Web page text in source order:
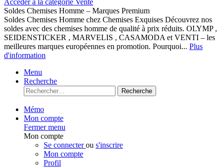
Accéder à la catégorie Vente
Soldes Chemises Homme – Marques Premium
Soldes Chemises Homme chez Chemises Exquises Découvrez nos
soldes avec des chemises homme de qualité à prix réduits. OLYMP ,
SEIDENSTICKER , MARVELIS , CASAMODA et VENTI – les
meilleures marques européennes en promotion. Pourquoi... Plus
d'information
Menu
Recherche
Recherche
Mémo
Mon compte
Fermer menu
Mon compte
Se connecterou s'inscrire
Mon compte
Profil